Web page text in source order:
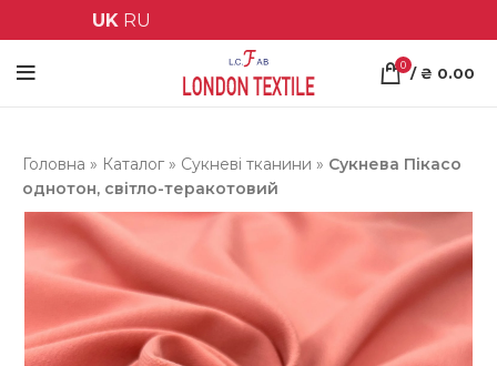
UK RU
0 / ₴ 0.00
Головна » Каталог » Сукневі тканини » Сукнева Пікасо
однотон, світло-теракотовий